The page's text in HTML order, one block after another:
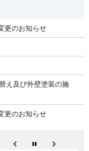
更のお知らせ
え及び外壁塗装の施
更のお知らせ